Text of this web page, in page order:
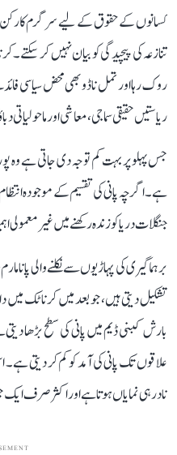
کسانوں کے حقوق کے لیے سرگرم کارکن
تنازعہ کی پیچیدگی کو بیان نہیں کر
روک رہا اور تمل ناڈو بھی محض سیاسی
ریاستیں حقیقی سماجی، معاشی اور ماحولیاتی
جس پہلو پر بہت کم توجہ دی جاتی ہے وہ
ہے۔ اگرچہ پانی کی تقسیم کے موجودہ
جنگلات دریا کو زندہ رکھنے میں غیر معمولی
برہماگیری کی پہاڑیوں سے نکلنے والی
تشکیل دیتی ہیں، جو بعد میں کرناٹک
بارش کبنی ڈیم میں پانی کی سطح بڑھا
علاقوں تک پانی کی آمد کو کم کر دیتی
نادر ہی نمایاں ہوتا ہے اور اکثر صرف ایک